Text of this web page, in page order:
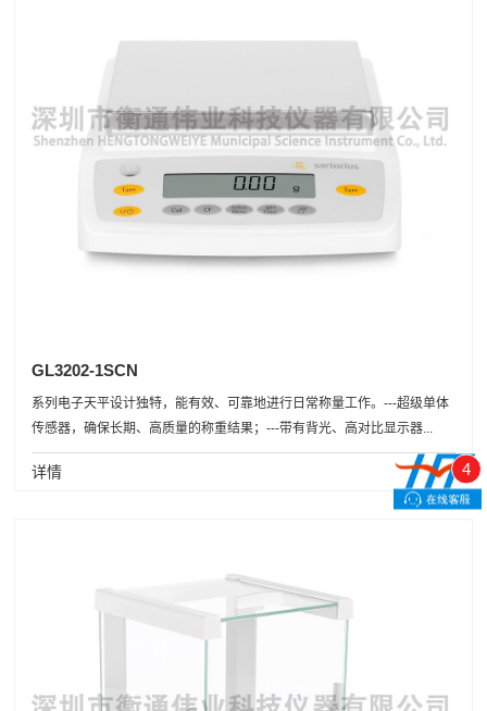
GL3202-1SCN
系列电子天平设计独特，能有效、可靠地进行日常称量工作。---超级单体
传感器，确保长期、高质量的称重结果；---带有背光、高对比显示器...
详情 4